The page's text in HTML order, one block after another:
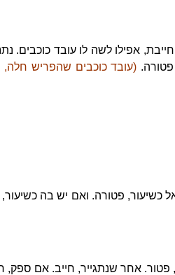
אפילו לשה לו עובד כוכבים.
(עובד כוכבים שהפריש חלה,
פטורה. ואם יש בה כשיעור,
פטור. אחר שנתגייר, חייב. אם ספק,